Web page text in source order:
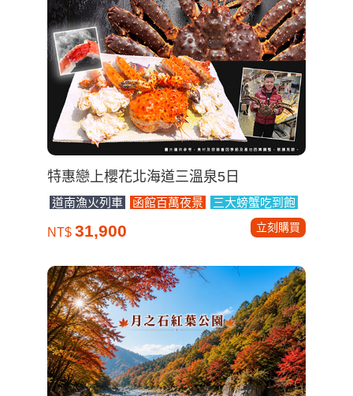
特惠戀上櫻花北海道三溫泉5日
道南漁火列車 函館百萬夜景 三大螃蟹吃到飽
NT$ 31,900 立刻購買